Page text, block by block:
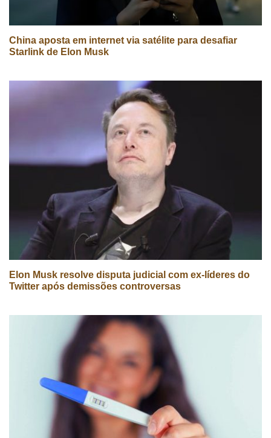
China aposta em internet via satélite para desafiar
Starlink de Elon Musk
Elon Musk resolve disputa judicial com ex-líderes do
Twitter após demissões controversas